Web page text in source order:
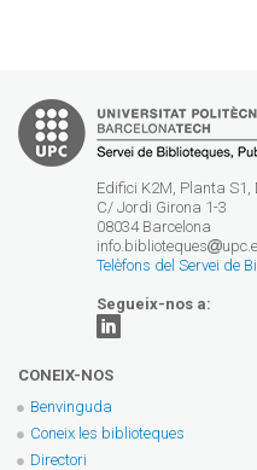
Edifici K2M, Planta
C/ Jordi Girona 1-3
08034 Barcelona
info.biblioteques
Telèfons del Servei de
Segueix-nos a:
CONEIX-NOS
Benvinguda
Coneix les biblioteques
Directori